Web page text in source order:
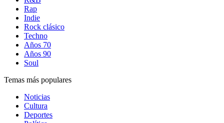
Rap
Indie
Rock clásico
Techno
Años 70
Años 90
Soul
Temas más populares
Noticias
Cultura
Deportes